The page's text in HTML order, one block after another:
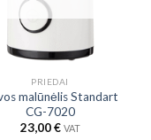
PRIEDAI
malūnėlis Standart
CG-7020
23,00€ VAT